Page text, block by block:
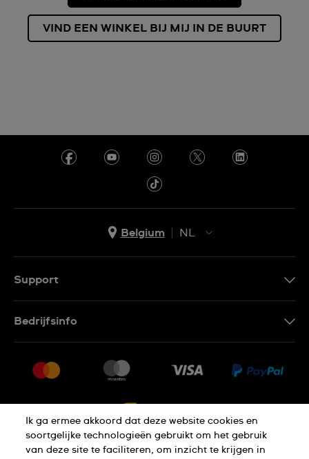
VIND EEN WINKEL BIJ MIJ IN DE BUURT
Belgium
NL
Support
Retournering
Verkoopvoorwaarden
Annulering van de overeenkomst
Bedrijfsinfo
Vacatures
Ik ga ermee akkoord dat deze website cookies en
soortgelijke technologieën gebruikt om het gebruik
van deze site te faciliteren, om inzicht te krijgen in